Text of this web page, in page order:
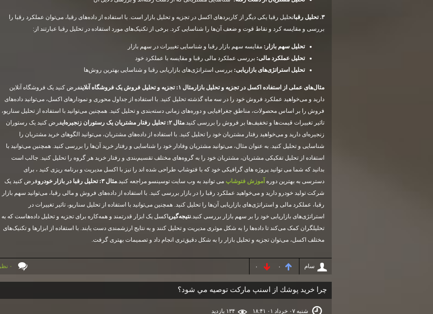
۳.تحلیل رقباتحلیل رقبا یکی دیگر از کاربردهای اکسل در تجزیه و تحلیل بازار است. با استفاده از داده‌های رقبا، می‌توان عملکرد رقبا را
بررسی و مقایسه کرد و نقاط قوت و ضعف آن‌ها را شناسایی کرد. برخی از تکنیک‌های مورد استفاده در تحلیل رقبا عبارتند از:
تحلیل سهم بازار : مقایسه سهم بازار رقبا و شناسایی تغییرات در سهم بازار
تحلیل عملکرد مالی: بررسی عملکرد مالی رقبا و مقایسه با عملکرد خود
تحلیل استراتژی‌های بازاریابی: بررسی استراتژی‌های بازاریابی رقبا و شناسایی بهترین روش‌ها
مثال‌های عملی از استفاده اکسل در تجزیه و تحلیل بازار مثال ۱: تجزیه و تحلیل فروش یک فروشگاه آنلاینفرض کنید یک فروشگاه آنلاین
دارید و می‌خواهید عملکرد فروش خود را در سه ماه گذشته تحلیل کنید. با استفاده از جداول محوری و نمودارهای اکسل، می‌توانید داده‌های
فروش را بر اساس محصولات، مناطق جغرافیایی و دوره‌های زمانی دسته‌بندی و تحلیل کنید. همچنین می‌توانید با استفاده از تحلیل سناریو،
تاثیر تغییرات قیمت‌ها و تخفیف‌ها بر فروش را بررسی کنید.مثال۲: تحلیل رفتار مشتریان یک رستوران زنجیره‌ایفرض کنید یک رستوران
زنجیره‌ای دارید و می‌خواهید رفتار مشتریان خود را تحلیل کنید. با استفاده از داده‌های مشتریان، می‌توانید الگوهای خرید مشتریان را
شناسایی و تحلیل کنید. به عنوان مثال، می‌توانید مشتریان وفادار خود را شناسایی و رفتار خرید آن‌ها را بررسی کنید. همچنین می‌توانید با
استفاده از تحلیل تفکیکی مشتریان، مشتریان خود را به گروه‌های مختلف تقسیم‌بندی و رفتار خرید هر گروه را تحلیل کنید. جالب است
بدانید که شما می توانید پروژه های گرافیکی خود که با فتوشاپ طراحی شده اند را نیز با اکسل مدیریت و برنامه ریزی کنید ، برای
دسترسی به بهترین دوره آموزش فتوشاپ می توانید به وب سایت توسینسو مراجعه کنید.مثال۳: تحلیل رقبا در بازار خودروفرض کنید یک
شرکت تولید خودرو دارید و می‌خواهید عملکرد رقبا را در بازار بررسی کنید. با استفاده از داده‌های فروش و مالی رقبا، می‌توانید سهم بازار
رقبا، عملکرد مالی و استراتژی‌های بازاریابی آن‌ها را تحلیل کنید. همچنین می‌توانید با استفاده از تحلیل سناریو، تاثیر تغییرات در
استراتژی‌های بازاریابی خود را بر سهم بازار بررسی کنید.نتیجه‌گیریاکسل یک ابزار قدرتمند و همه‌کاره برای تجزیه و تحلیل داده‌هاست که به
تحلیلگران کمک می‌کند تا داده‌ها را به شکل موثری مدیریت و تحلیل کنند و به نتایج ارزشمندی دست یابند. با استفاده از ابزارها و تکنیک‌های
مختلف اکسل، می‌توان تجزیه و تحلیل بازار را به شکل دقیق‌تری انجام داد و تصمیمات بهتری گرفت.
سام ۰ ۰ ۰ نظر
چرا خريد پوشك از اسنپ ماركت توصيه مي شود؟
شنبه ۰۷ خرداد ۰۱ ۱۸:۴۱